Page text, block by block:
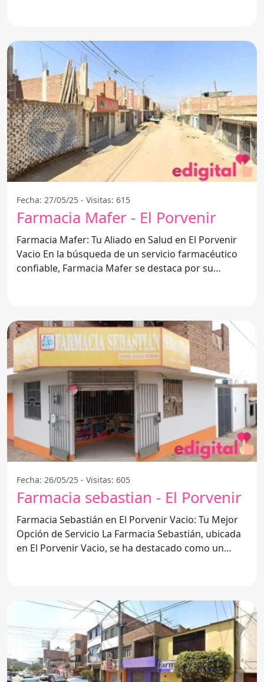
Fecha: 27/05/25 - Visitas: 615
Farmacia Mafer - El Porvenir
Farmacia Mafer: Tu Aliado en Salud en El Porvenir
Vacio En la búsqueda de un servicio farmacéutico
confiable, Farmacia Mafer se destaca por su
Fecha: 26/05/25 - Visitas: 605
Farmacia sebastian - El Porvenir
Farmacia Sebastián en El Porvenir Vacio: Tu Mejor
Opción de Servicio La Farmacia Sebastián, ubicada
en El Porvenir Vacio, se ha destacado como un